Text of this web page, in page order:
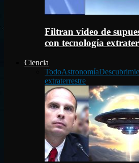
Filtran vídeo de
con tecnología
Ciencia
TodoAstronomía
extraterrestre